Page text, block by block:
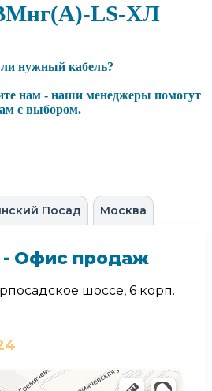
LS-ХЛ
нужный кабель?
нам - наши менеджеры помогут
с выбором.
Посад Москва
- Офис продаж
шоссе, 6 корп.